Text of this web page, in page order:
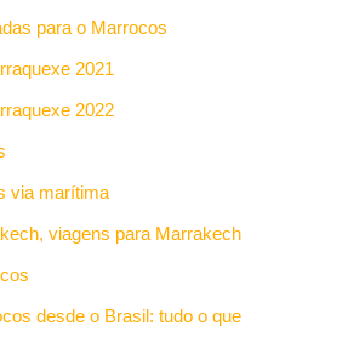
para o Marrocos
2021
2022
via marítima
viagens para Marrakech
desde o Brasil: tudo o que